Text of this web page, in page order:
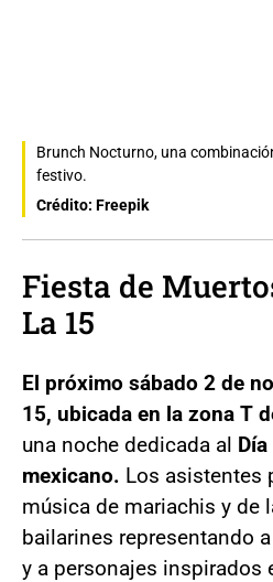
Brunch Nocturno, una
festivo.
Crédito: Freepik
Fiesta de
La 15
El próximo sábado 2 de
15, ubicada en la zona T
una noche dedicada al
mexicano. Los asistentes
música de mariachis y de
bailarines representando
y a personajes inspirados